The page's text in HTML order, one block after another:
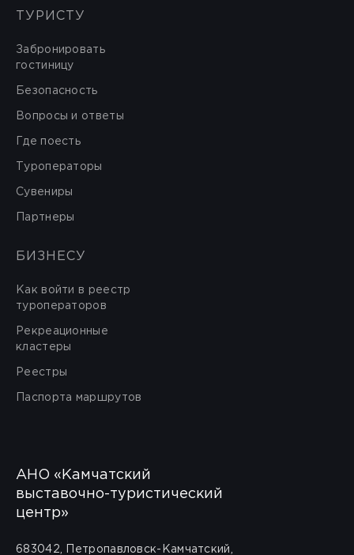
ТУРИСТУ
Забронировать
гостиницу
Безопасность
Вопросы и ответы
Где поесть
Туроператоры
Сувениры
Партнеры
БИЗНЕСУ
Как войти в реестр
туроператоров
Рекреационные
кластеры
Реестры
Паспорта маршрутов
АНО «Камчатский
выставочно-туристический
центр»
683042, Петропавловск-Камчатский,